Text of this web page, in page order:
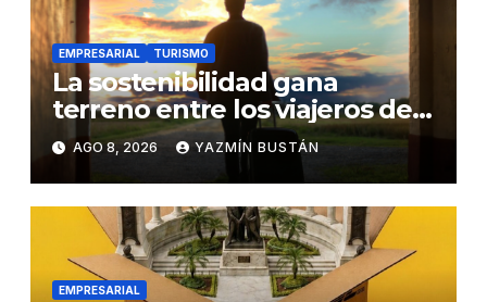
EMPRESARIAL TURISMO
La sostenibilidad gana
terreno entre los viajeros de
negocios
AGO 8, 2026 YAZMÍN BUSTÁN
EMPRESARIAL